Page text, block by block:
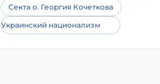
Секта о. Георгия Кочеткова
Украинский национализм